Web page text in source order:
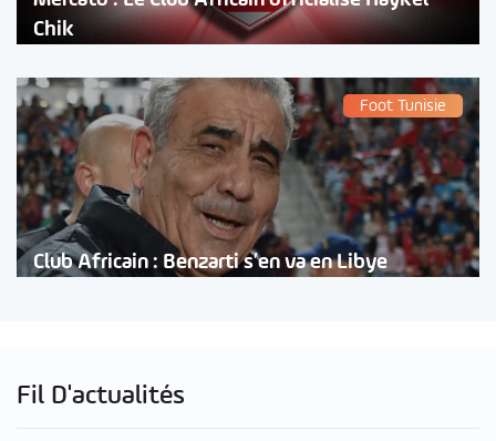
Chik
Foot Tunisie
Club Africain : Benzarti s’en va en Libye
Fil D'actualités